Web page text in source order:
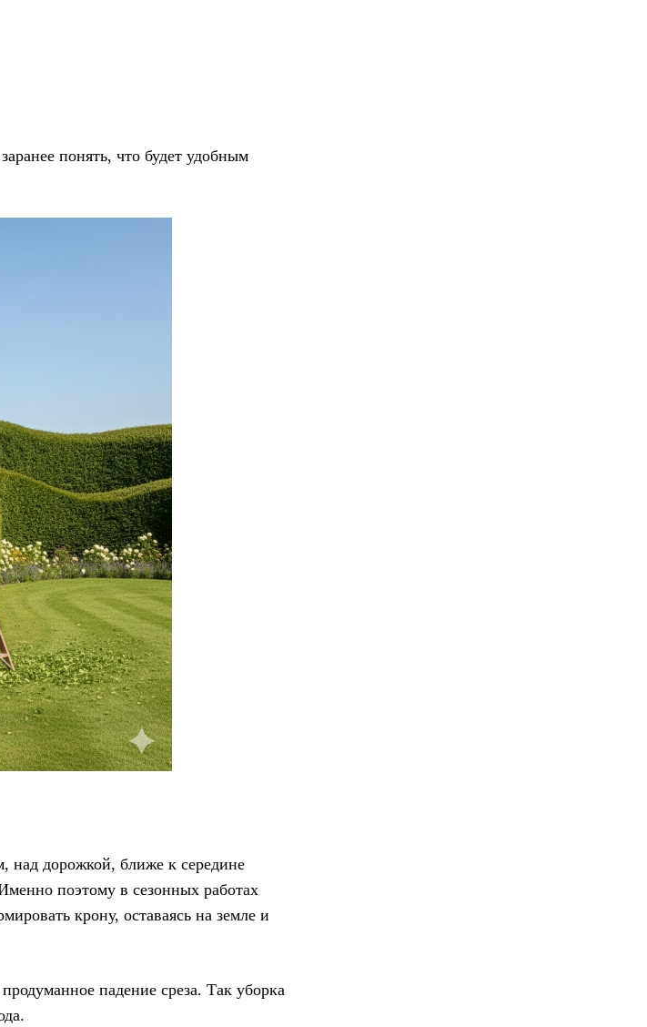
понять, что будет удобным
над дорожкой, ближе к середине
поэтому в сезонных работах
крону, оставаясь на земле и
падение среза. Так уборка